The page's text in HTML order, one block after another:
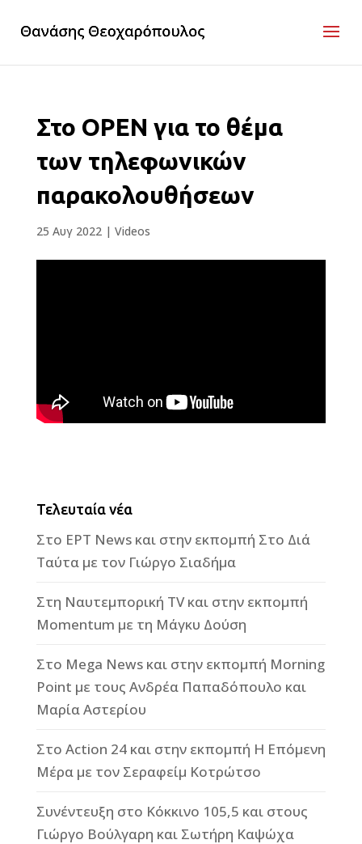
Στο OPEN για το θέμα
των τηλεφωνικών
παρακολουθήσεων
25 Αυγ 2022| Videos
Τελευταία νέα
Στο ΕΡΤ News και στην εκπομπή Στο Διά
Ταύτα με τον Γιώργο Σιαδήμα
Στη Ναυτεμπορική TV και στην εκπομπή
Momentum με τη Μάγκυ Δούση
Στο Mega News και στην εκπομπή Morning
Point με τους Ανδρέα Παπαδόπουλο και
Μαρία Αστερίου
Στο Action 24 και στην εκπομπή Η Επόμενη
Μέρα με τον Σεραφείμ Κοτρώτσο
Συνέντευξη στο Κόκκινο 105,5 και στους
Γιώργο Βούλγαρη και Σωτήρη Καψώχα